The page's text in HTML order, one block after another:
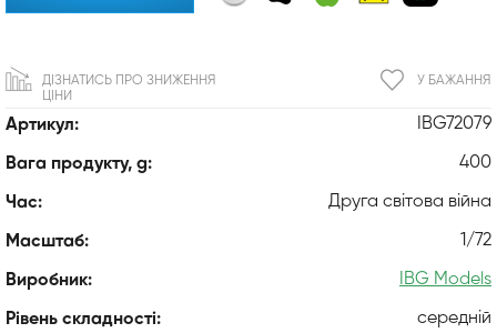
Артикул: IBG72079
Вага продукту, g: 400
Час: Друга світова війна
Масштаб: 1/72
Виробник: IBG Models
Рівень складності: середній
У БАЖАННЯ
ДІЗНАТИСЬ ПРО ЗНИЖЕННЯ
ЦІНИ